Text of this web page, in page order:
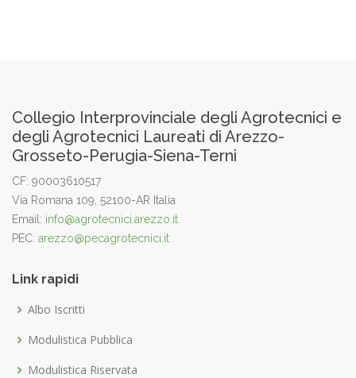
Collegio Interprovinciale degli Agrotecnici e
degli Agrotecnici Laureati di Arezzo-
Grosseto-Perugia-Siena-Terni
CF: 90003610517
Via Romana 109, 52100-AR Italia
Email: info@agrotecnici.arezzo.it
PEC: arezzo@pecagrotecnici.it
Link rapidi
Albo Iscritti
Modulistica Pubblica
Modulistica Riservata